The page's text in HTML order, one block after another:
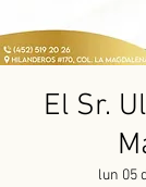
El Sr.
lun 05